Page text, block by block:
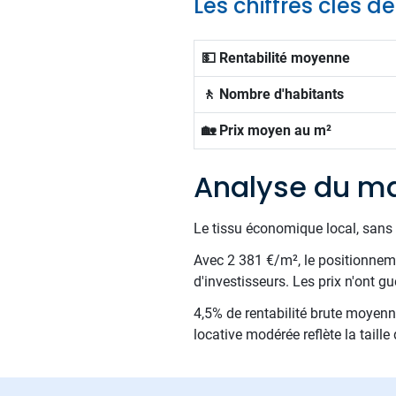
💵 Rentabilité moyenne
🚶 Nombre d'habitants
🏡 Prix moyen au m²
Analyse du
Le tissu économique local,
Avec 2 381 €/m², le
d'investisseurs. Les prix n'ont
4,5% de rentabilité brute
locative modérée reflète la